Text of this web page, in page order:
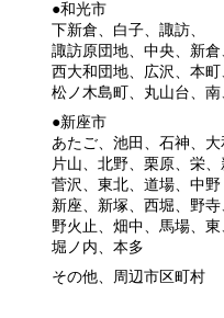
●和光市
下新倉、白子、諏訪、
諏訪原団地、中央、新倉
西大和団地、広沢、本町
松ノ木島町、丸山台、南
●新座市
あたご、池田、石神、大
片山、北野、栗原、栄、
菅沢、東北、道場、中野
新座、新塚、西堀、野寺
野火止、畑中、馬場、東
堀ノ内、本多
その他、周辺市区町村